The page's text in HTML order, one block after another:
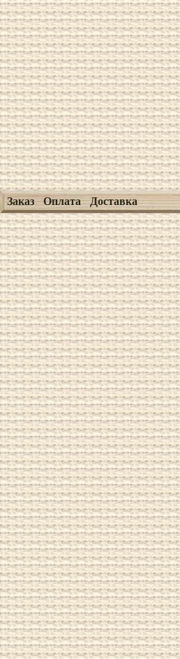
Заказ Оплата Доставка